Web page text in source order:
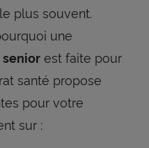
plus souvent.
une
est faite pour
santé propose
pour votre
sur :